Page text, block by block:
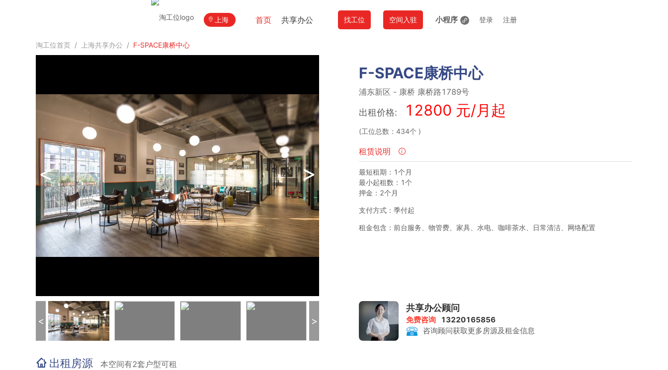
上海 首页 共享办公 找工位 空间入驻 小程序 登录 注册
淘工位首页 / 上海共享办公 / F-SPACE康桥中心
< >
< >
F-SPACE康桥中心
浦东新区 - 康桥 康桥路1789号
出租价格: 12800 元/月起
(工位总数：434个 )
租赁说明
最短租期：1个月
最小起租数：1个
押金：2个月
支付方式：季付起
租金包含：前台服务、物管费、家具、水电、咖啡茶水、日常清洁、网络配置
共享办公顾问
免费咨询
13220165856
咨询顾问获取更多房源及租金信息
出租房源 本空间有2套户型可租